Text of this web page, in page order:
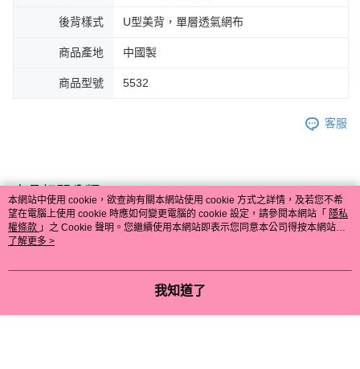
後背樣式 U型美背，單層透氣網布
商品產地 中國製
商品型號 5532
客服
商品相關分類 (5) 查看全部
🔎│內衣罩杯分類 C罩杯
👀│內衣款式特搜
本網站中使用 cookie，欲查詢有關本網站使用 cookie 方式之詳情，及若您不希
望在電腦上使用 cookie 時應如何變更電腦的 cookie 設定，請參閱本網站「 隱私
權條款 」之 Cookie 聲明。您繼續使用本網站即表示您同意本公司得按本網站使
用條款之 Cookie 聲明使用 cookie。
了解更多 >
我知道了